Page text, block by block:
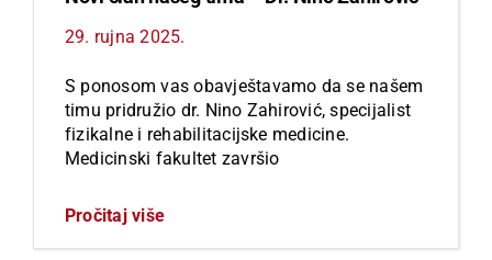
29. rujna 2025.
S ponosom vas obavještavamo da se našem
timu pridružio dr. Nino Zahirović, specijalist
fizikalne i rehabilitacijske medicine.
Medicinski fakultet završio
Pročitaj više